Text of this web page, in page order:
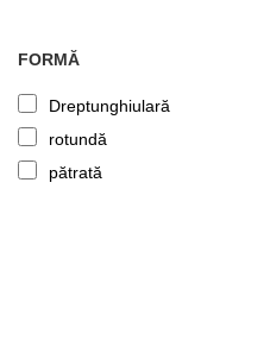
FORMĂ
Dreptunghiulară
rotundă
pătrată